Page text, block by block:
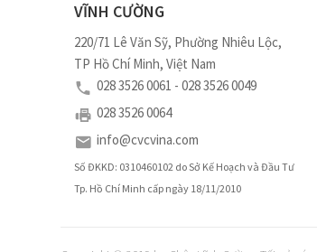
VĨNH CƯỜNG
220/71 Lê Văn Sỹ, Phường Nhiêu Lộc,
TP Hồ Chí Minh, Việt Nam
028 3526 0061 - 028 3526 0049
028 3526 0064
info@cvcvina.com
Số ĐKKD: 0310460102 do Sở Kế Hoạch và Đầu Tư
Tp. Hồ Chí Minh cấp ngày 18/11/2010